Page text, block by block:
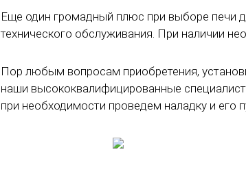
Еще один громадный плюс при выборе печи
технического обслуживания. При наличии
Пор любым вопросам приобретения,
наши высококвалифицированные
при необходимости проведем наладку и